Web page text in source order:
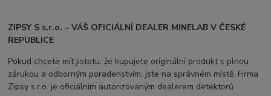
ZIPSY S s.r.o. – VÁŠ OFICIÁLNÍ DEALER MINELAB V ČESKÉ
REPUBLICE
Pokud chcete mít jistotu, že kupujete originální produkt s plnou
zárukou a odborným poradenstvím, jste na správném místě. Firma
Zipsy s.r.o. je oficiálním autorizovaným dealerem detektorů